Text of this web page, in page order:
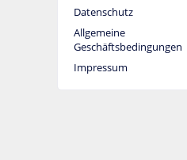
Datenschutz
Allgemeine
Geschäftsbedingungen
Impressum